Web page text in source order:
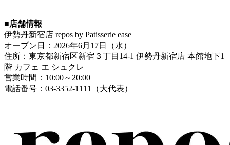
■店舗情報
伊勢丹新宿店 repos by Patisserie ease
オープン日：2026年6月17日（水）
住所：東京都新宿区新宿３丁目14-1 伊勢丹新宿店 本館地下1
階 カフェ エ シュクレ
営業時間：10:00～20:00
電話番号：03-3352-1111（大代表）